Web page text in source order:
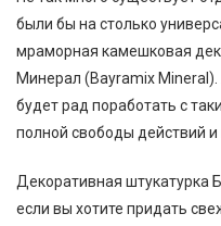
были бы на столько
мраморная камешковая
Минерал (Bayramix
будет рад поработать с
полной свободы действий
Декоративная штукатурка
если вы хотите придать